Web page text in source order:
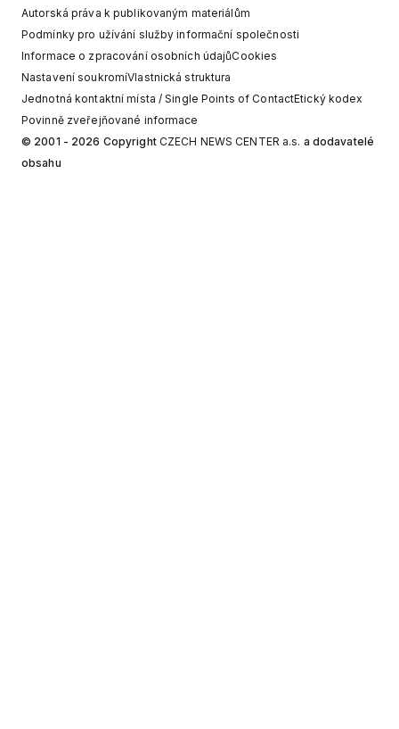
Autorská práva k publikovaným materiálům
Podmínky pro užívání služby informační společnosti
Informace o zpracování osobních údajůCookies
Nastavení soukromíVlastnická struktura
Jednotná kontaktní místa / Single Points of ContactEtický kodex
Povinně zveřejňované informace
© 2001 - 2026 Copyright CZECH NEWS CENTER a.s. a dodavatelé
obsahu